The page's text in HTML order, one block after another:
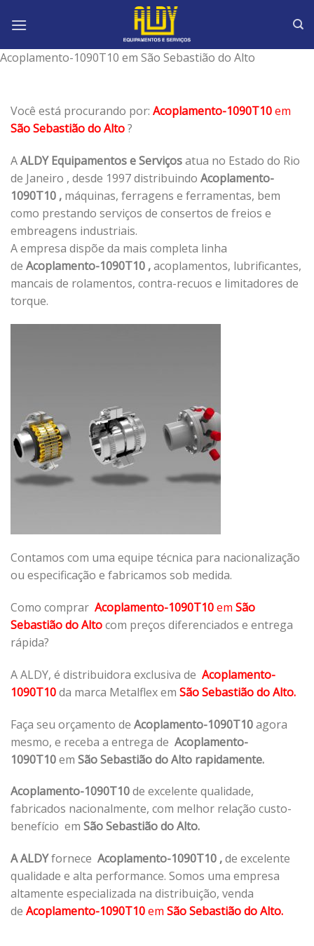
Acoplamento-1090T10 em São Sebastião do Alto
Você está procurando por: Acoplamento-1090T10em
São Sebastião do Alto?
AALDY Equipamentos e Serviçosatua no Estado do Rio
de Janeiro , desde 1997 distribuindo Acoplamento-
1090T10 , máquinas, ferragens e ferramentas, bem
como prestando serviços de consertos de freios e
embreagens industriais.
A empresa dispõe da mais completa linha
de Acoplamento-1090T10 ,acoplamentos, lubrificantes,
mancais de rolamentos, contra-recuos e limitadores de
torque.
Contamos com uma equipe técnica para nacionalização
ou especificação e fabricamos sob medida.
Como comprar Acoplamento-1090T10em São
Sebastião do Altocom preços diferenciados e entrega
rápida?
A ALDY, é distribuidora exclusiva de Acoplamento-
1090T10da marca Metalflex em São Sebastião do Alto.
Faça seu orçamento de Acoplamento-1090T10agora
mesmo, e receba a entrega de Acoplamento-
1090T10em São Sebastião do Alto rapidamente.
Acoplamento-1090T10de excelente qualidade,
fabricados nacionalmente, com melhor relação custo-
benefício em São Sebastião do Alto.
A ALDYfornece Acoplamento-1090T10 ,de excelente
qualidade e alta performance. Somos uma empresa
altamente especializada na distribuição, venda
de Acoplamento-1090T10em São Sebastião do Alto.